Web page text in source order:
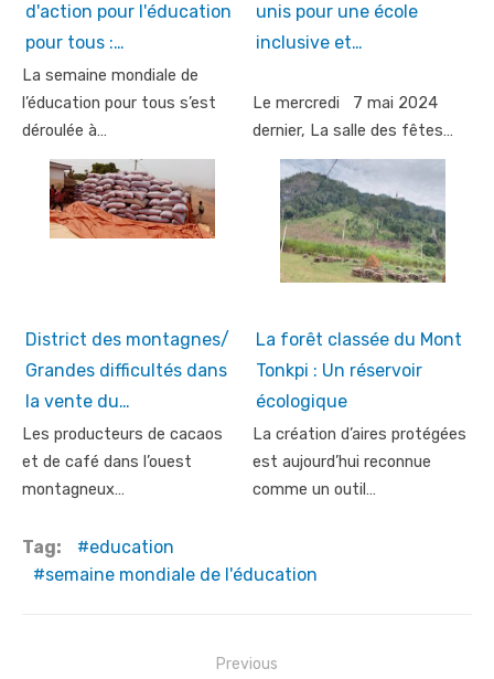
d'action pour l'éducation
pour tous :…
La semaine mondiale de
l’éducation pour tous s’est
déroulée à…
unis pour une école
inclusive et…
Le mercredi 7 mai 2024
dernier, La salle des fêtes…
District des montagnes/
Grandes difficultés dans
la vente du…
Les producteurs de cacaos
et de café dans l’ouest
montagneux…
La forêt classée du Mont
Tonkpi : Un réservoir
écologique
La création d’aires protégées
est aujourd’hui reconnue
comme un outil…
Tag:
education
semaine mondiale de l'éducation
Previous